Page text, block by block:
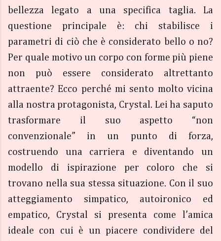
bellezza legato a una specifica taglia. La
questione principale è: chi stabilisce i
parametri di ciò che è considerato bello o no?
Per quale motivo un corpo con forme più piene
non può essere considerato altrettanto
attraente? Ecco perché mi sento molto vicina
alla nostra protagonista, Crystal. Lei ha saputo
trasformare il suo aspetto “non
convenzionale” in un punto di forza,
costruendo una carriera e diventando un
modello di ispirazione per coloro che si
trovano nella sua stessa situazione. Con il suo
atteggiamento simpatico, autoironico ed
empatico, Crystal si presenta come l’amica
ideale con cui è un piacere condividere del